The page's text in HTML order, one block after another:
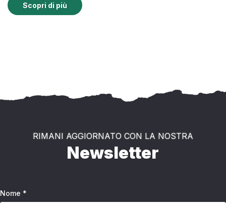
Scopri di più
RIMANI AGGIORNATO CON LA NOSTRA
Newsletter
Nome *